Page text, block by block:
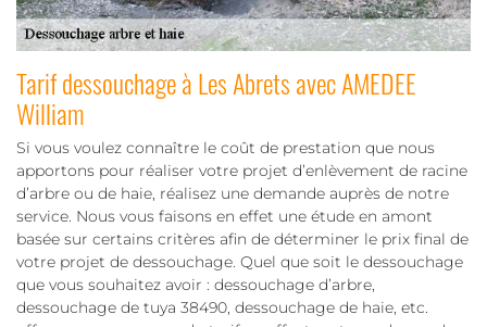
Tarif dessouchage à Les Abrets avec AMEDEE
William
Si vous voulez connaître le coût de prestation que nous
apportons pour réaliser votre projet d’enlèvement de racine
d’arbre ou de haie, réalisez une demande auprès de notre
service. Nous vous faisons en effet une étude en amont
basée sur certains critères afin de déterminer le prix final de
votre projet de dessouchage. Quel que soit le dessouchage
que vous souhaitez avoir : dessouchage d’arbre,
dessouchage de tuya 38490, dessouchage de haie, etc.